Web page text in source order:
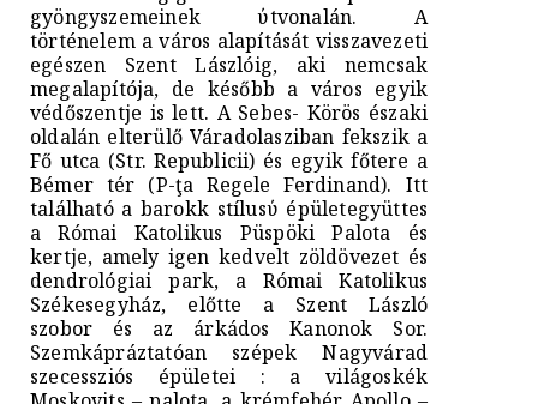
gyöngyszemeinek ύtvonalán. A
történelem a város alapítását visszavezeti
egészen Szent Lászlóig, aki nemcsak
megalapítója, de később a város egyik
védőszentje is lett. A Sebes- Körös északi
oldalán elterülő Váradolasziban fekszik a
Fő utca (Str. Republicii) és egyik főtere a
Bémer tér (P-ţa Regele Ferdinand). Itt
található a barokk stílusύ épületegyüttes
a Római Katolikus Püspöki Palota és
kertje, amely igen kedvelt zöldövezet és
dendrológiai park, a Római Katolikus
Székesegyház, előtte a Szent László
szobor és az árkádos Kanonok Sor.
Szemkápráztatóan szépek Nagyvárad
szecessziós épületei : a világoskék